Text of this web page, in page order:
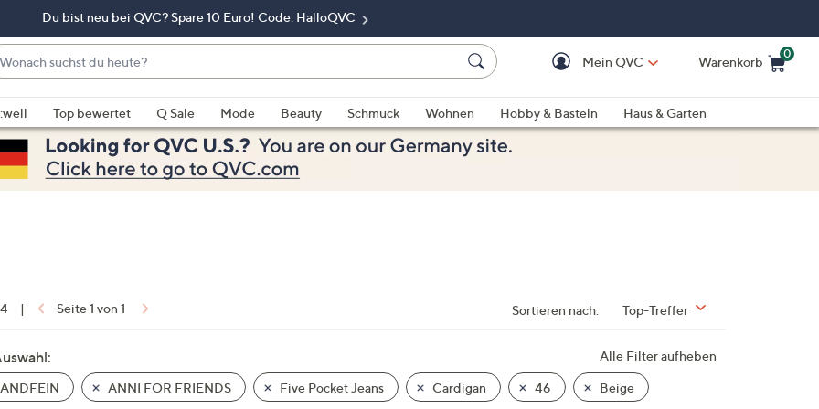
Du bist neu bei QVC? Spare 10 Euro! Code: HalloQVC
Mein QVC Warenkorb
0
Top bewertet Q Sale Mode Beauty Schmuck Wohnen Hobby & Basteln
Haus & Garten
| Seite 1 von 1 Sortieren nach: Top-Treffer
Alle Filter aufheben
ANNI FOR FRIENDS Five Pocket Jeans Cardigan 46 Beige